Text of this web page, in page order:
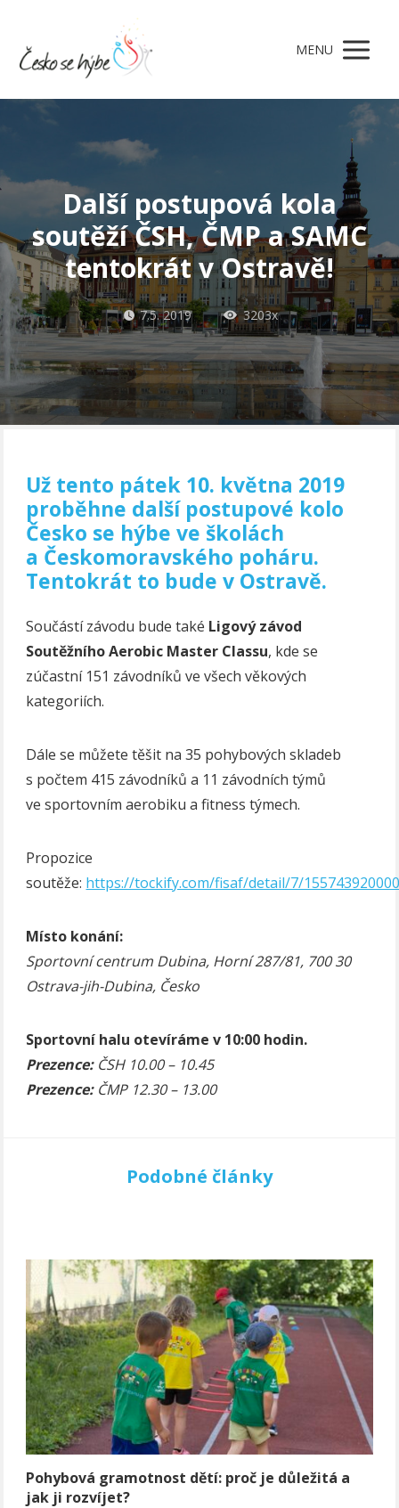
MENU
Další postupová kola
soutěží ČSH, ČMP a SAMC
tentokrát v Ostravě!
7.5. 2019 3203x
Už tento pátek 10. května 2019
proběhne další postupové kolo
Česko se hýbe ve školách
a Českomoravského poháru.
Tentokrát to bude v Ostravě.
Součástí závodu bude také Ligový závod
Soutěžního Aerobic Master Classu, kde se
zúčastní 151 závodníků ve všech věkových
kategoriích.
Dále se můžete těšit na 35 pohybových skladeb
s počtem 415 závodníků a 11 závodních týmů
ve sportovním aerobiku a fitness týmech.
Propozice
soutěže: https://tockify.com/fisaf/detail/7/
Místo konání:
Sportovní centrum Dubina, Horní 287/81, 700 30
Ostrava-jih-Dubina, Česko
Sportovní halu otevíráme v 10:00 hodin.
Prezence: ČSH 10.00 – 10.45
Prezence:ČMP 12.30 – 13.00
Podobné články
Pohybová gramotnost dětí: proč je důležitá a
jak ji rozvíjet?